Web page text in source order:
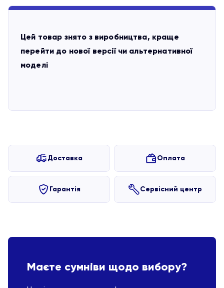
Цей товар знято з виробництва, краще
перейти до нової версії чи альтернативної
моделі
Доставка Оплата
Гарантія Сервісний центр
Маєте сумніви щодо вибору?